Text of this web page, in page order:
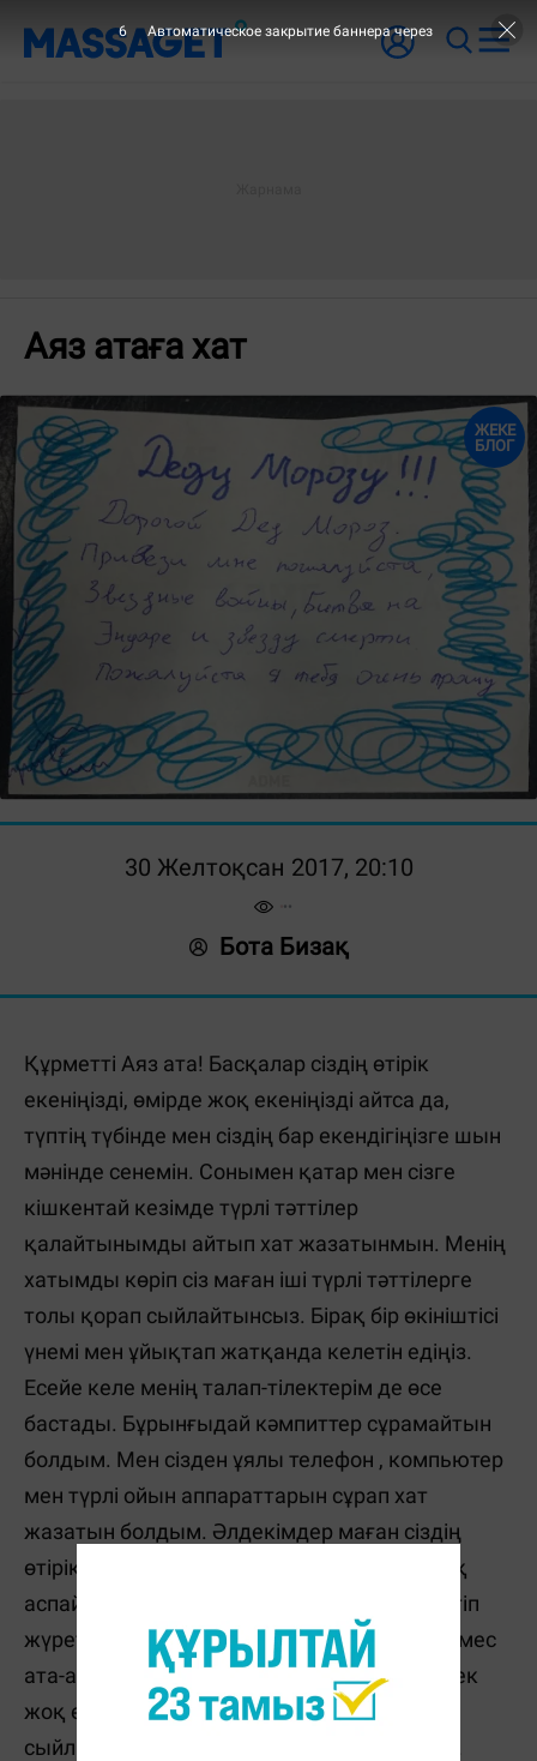
Аяз атаға хат
ЖЕКЕ
БЛОГ
30 Желтоқсан 2017, 20:10
Бота Бизақ
Құрметті Аяз ата! Басқалар сіздің өтірік
екеніңізді, өмірде жоқ екеніңізді айтса да,
түптің түбінде мен сіздің бар екендігіңізге шын
мәнінде сенемін. Сонымен қатар мен сізге
кішкентай кезімде түрлі тәттілер
қалайтынымды айтып хат жазатынмын. Менің
хатымды көріп сіз маған іші түрлі тәттілерге
толы қорап сыйлайтынсыз. Бірақ бір өкініштісі
үнемі мен ұйықтап жатқанда келетін едіңіз.
Есейе келе менің талап-тілектерім де өсе
бастады. Бұрынғыдай кәмпиттер сұрамайтын
болдым. Мен сізден ұялы телефон , компьютер
мен түрлі ойын аппараттарын сұрап хат
жазатын болдым. Әлдекімдер маған сіздің
өтірік, өмірде жоқ екеніңізді айтса да құлақ
аспайтынмын. Үнсіз ғана сыйлығымды күтіп
жүретін едім. Бірақ бұл сыйлықтарды сіз емес
ата-анам сыйлады. Менің қуанышымда шек
жоқ еді. Бірақ бір ой маза бермейтін. Неге
сыйлықтарды сіз емес, ата-анам сыйлады.
6 Автоматическое закрытие баннера через